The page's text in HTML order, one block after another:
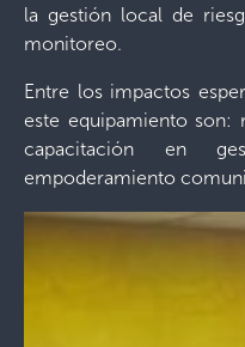
la gestión local de
monitoreo.
Entre los impactos
este equipamiento son:
capacitación en
empoderamiento